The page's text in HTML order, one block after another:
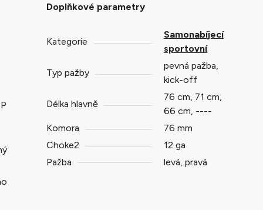
Doplňkové parametry
Kategorie
Samonabíjecí
sportovní
Typ pažby
pevná pažba,
kick-off
Délka hlavně
76 cm, 71 cm,
66 cm, ----
Komora
76 mm
Choke2
12 ga
Pažba
levá, pravá